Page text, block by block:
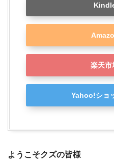
楽天市
Yahoo!ショ
ようこそクズの皆様